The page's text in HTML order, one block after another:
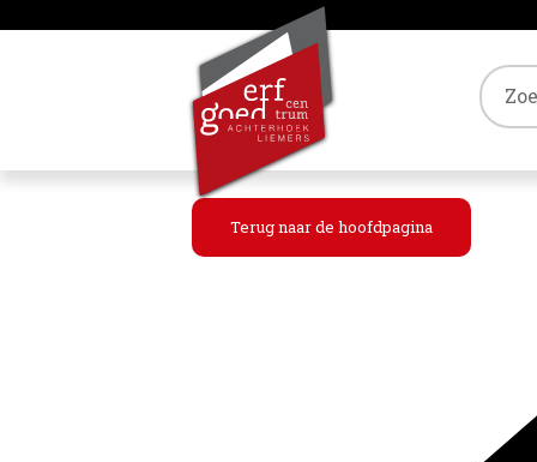
Terug naar de hoofdpagina